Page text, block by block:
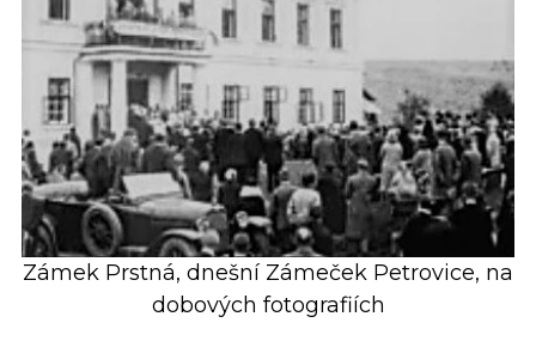
Zámek Prstná, dnešní Zámeček Petrovice, na
dobových fotografiích